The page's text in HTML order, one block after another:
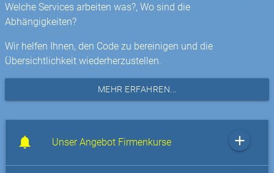
Welche Services arbeiten was?, Wo sind die
Abhängigkeiten?
Wir helfen Ihnen, den Code zu bereinigen und die
Übersichtlichkeit wiederherzustellen.
MEHR ERFAHREN...
Unser Angebot Firmenkurse add